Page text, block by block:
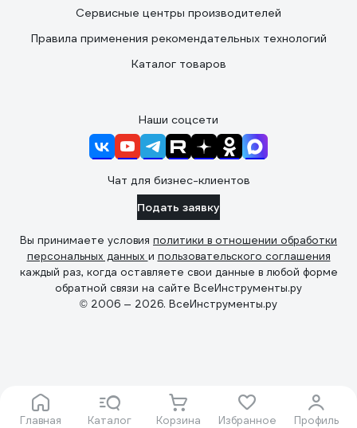
Главная Каталог Корзина Избранное Профиль
Сервисные центры производителей
Правила применения рекомендательных технологий
Каталог товаров
Наши соцсети
Чат для бизнес-клиентов
Подать заявку
Вы принимаете условия политики в отношении обработки
персональных данных и пользовательского соглашения
каждый раз, когда оставляете свои данные в любой форме
обратной связи на сайте ВсеИнструменты.ру
© 2006 — 2026. ВсеИнструменты.ру